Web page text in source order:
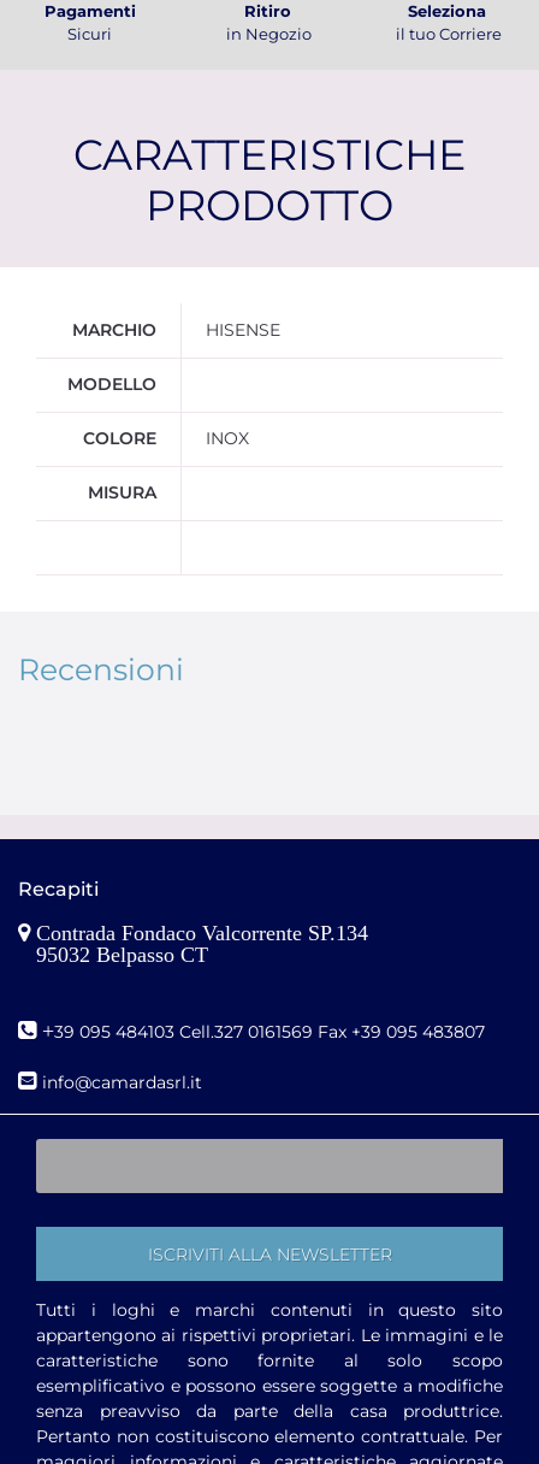
Pagamenti
Sicuri
Ritiro
in Negozio
Seleziona
il tuo Corriere
CARATTERISTICHE
PRODOTTO
MARCHIO HISENSE
MODELLO
COLORE INOX
MISURA
Recensioni
Recapiti
Contrada Fondaco Valcorrente SP.134
95032 Belpasso CT
+39 095 484103 Cell.327 0161569 Fax +39 095 483807
info@camardasrl.it
Tutti i loghi e marchi contenuti in questo sito
appartengono ai rispettivi proprietari. Le immagini e le
caratteristiche sono fornite al solo scopo
esemplificativo e possono essere soggette a modifiche
senza preavviso da parte della casa produttrice.
Pertanto non costituiscono elemento contrattuale. Per